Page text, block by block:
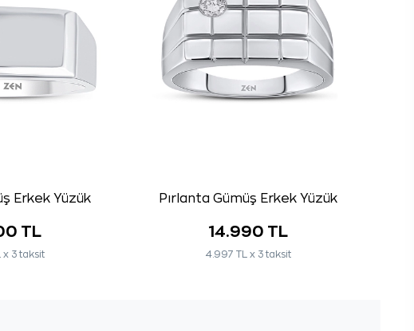
Erkek Yüzük
TL
x 3 taksit
Pırlanta Gümüş Erkek Yüzük
14.990 TL
4.997 TL x 3 taksit